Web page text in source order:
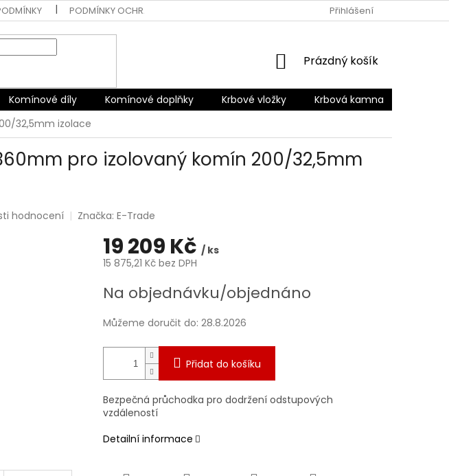
PODMÍNKY OCHRANY OSOBNÍCH ÚDAJŮ Přihlášení
NÁKUPNÍ
Prázdný košík
Komínové díly Komínové doplňky Krbové vložky Krbová kamna
32,5mm izolace
pro izolovaný komín 200/32,5mm
hodnocení Značka: E-Trade
19 209 Kč / ks
15 875,21 Kč bez DPH
cena:
Na objednávku/objednáno
Můžeme doručit do: 28.8.2026
Přidat do košíku
Bezpečná průchodka pro dodržení odstupových
vzdáleností
Detailní informace